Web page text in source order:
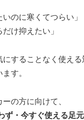
いのに寒くてつらい」
だけ抑えたい」
にすることなく使える
す。
の方に向けて、
ず・今すぐ使える足